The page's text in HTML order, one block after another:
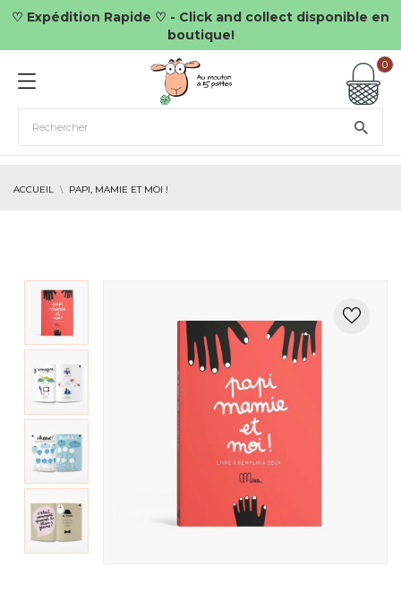
♡ Expédition Rapide ♡ - Click and collect disponible en
boutique!
0
ACCUEIL PAPI, MAMIE ET MOI !